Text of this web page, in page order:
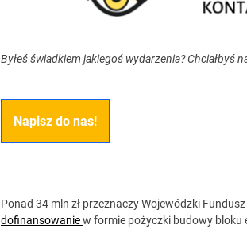
Byłeś świadkiem jakiegoś wydarzenia? Chciałbyś
Napisz do nas!
Ponad 34 mln zł przeznaczy Wojewódzki
dofinansowaniew formie pożyczki budowy bloku